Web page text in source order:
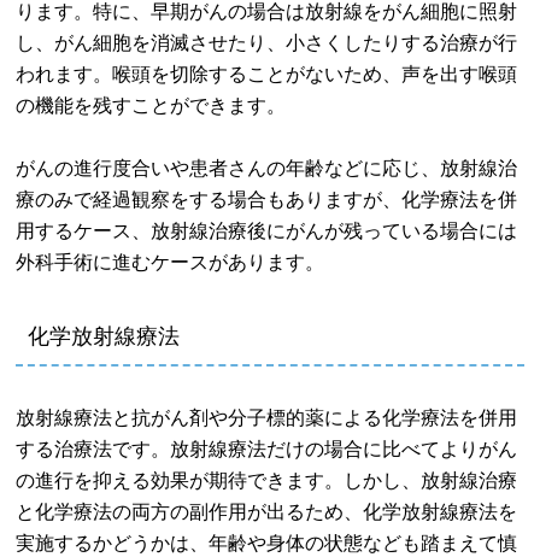
ります。特に、早期がんの場合は放射線をがん細胞に照射
し、がん細胞を消滅させたり、小さくしたりする治療が行
われます。喉頭を切除することがないため、声を出す喉頭
の機能を残すことができます。
がんの進行度合いや患者さんの年齢などに応じ、放射線治
療のみで経過観察をする場合もありますが、化学療法を併
用するケース、放射線治療後にがんが残っている場合には
外科手術に進むケースがあります。
化学放射線療法
放射線療法と抗がん剤や分子標的薬による化学療法を併用
する治療法です。放射線療法だけの場合に比べてよりがん
の進行を抑える効果が期待できます。しかし、放射線治療
と化学療法の両方の副作用が出るため、化学放射線療法を
実施するかどうかは、年齢や身体の状態なども踏まえて慎